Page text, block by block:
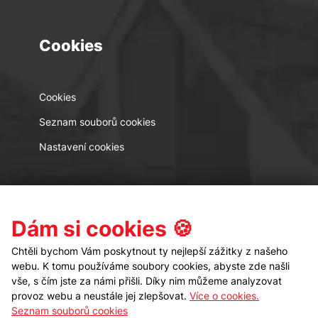
Cookies
Cookies
Seznam souborů cookies
Nastavení cookies
Kontakt Sledujte nás
Dám si cookies 🍪
Chtěli bychom Vám poskytnout ty nejlepší zážitky z našeho
webu. K tomu používáme soubory cookies, abyste zde našli
vše, s čím jste za námi přišli. Díky nim můžeme analyzovat
provoz webu a neustále jej zlepšovat. Více o cookies.
Seznam souborů cookies